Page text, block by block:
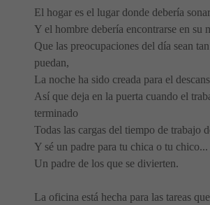
El hogar es el lugar donde debería
Y el hombre debería encontrarse en su
Que las preocupaciones del día sean
puedan,
La noche ha sido creada para el
Así que deja en la puerta cuando el
terminado
Todas las cargas del tiempo de trabajo
Y sé un padre para tu chica o tu chico...
Un padre de los que se divierten.
La oficina está hecha para las tareas